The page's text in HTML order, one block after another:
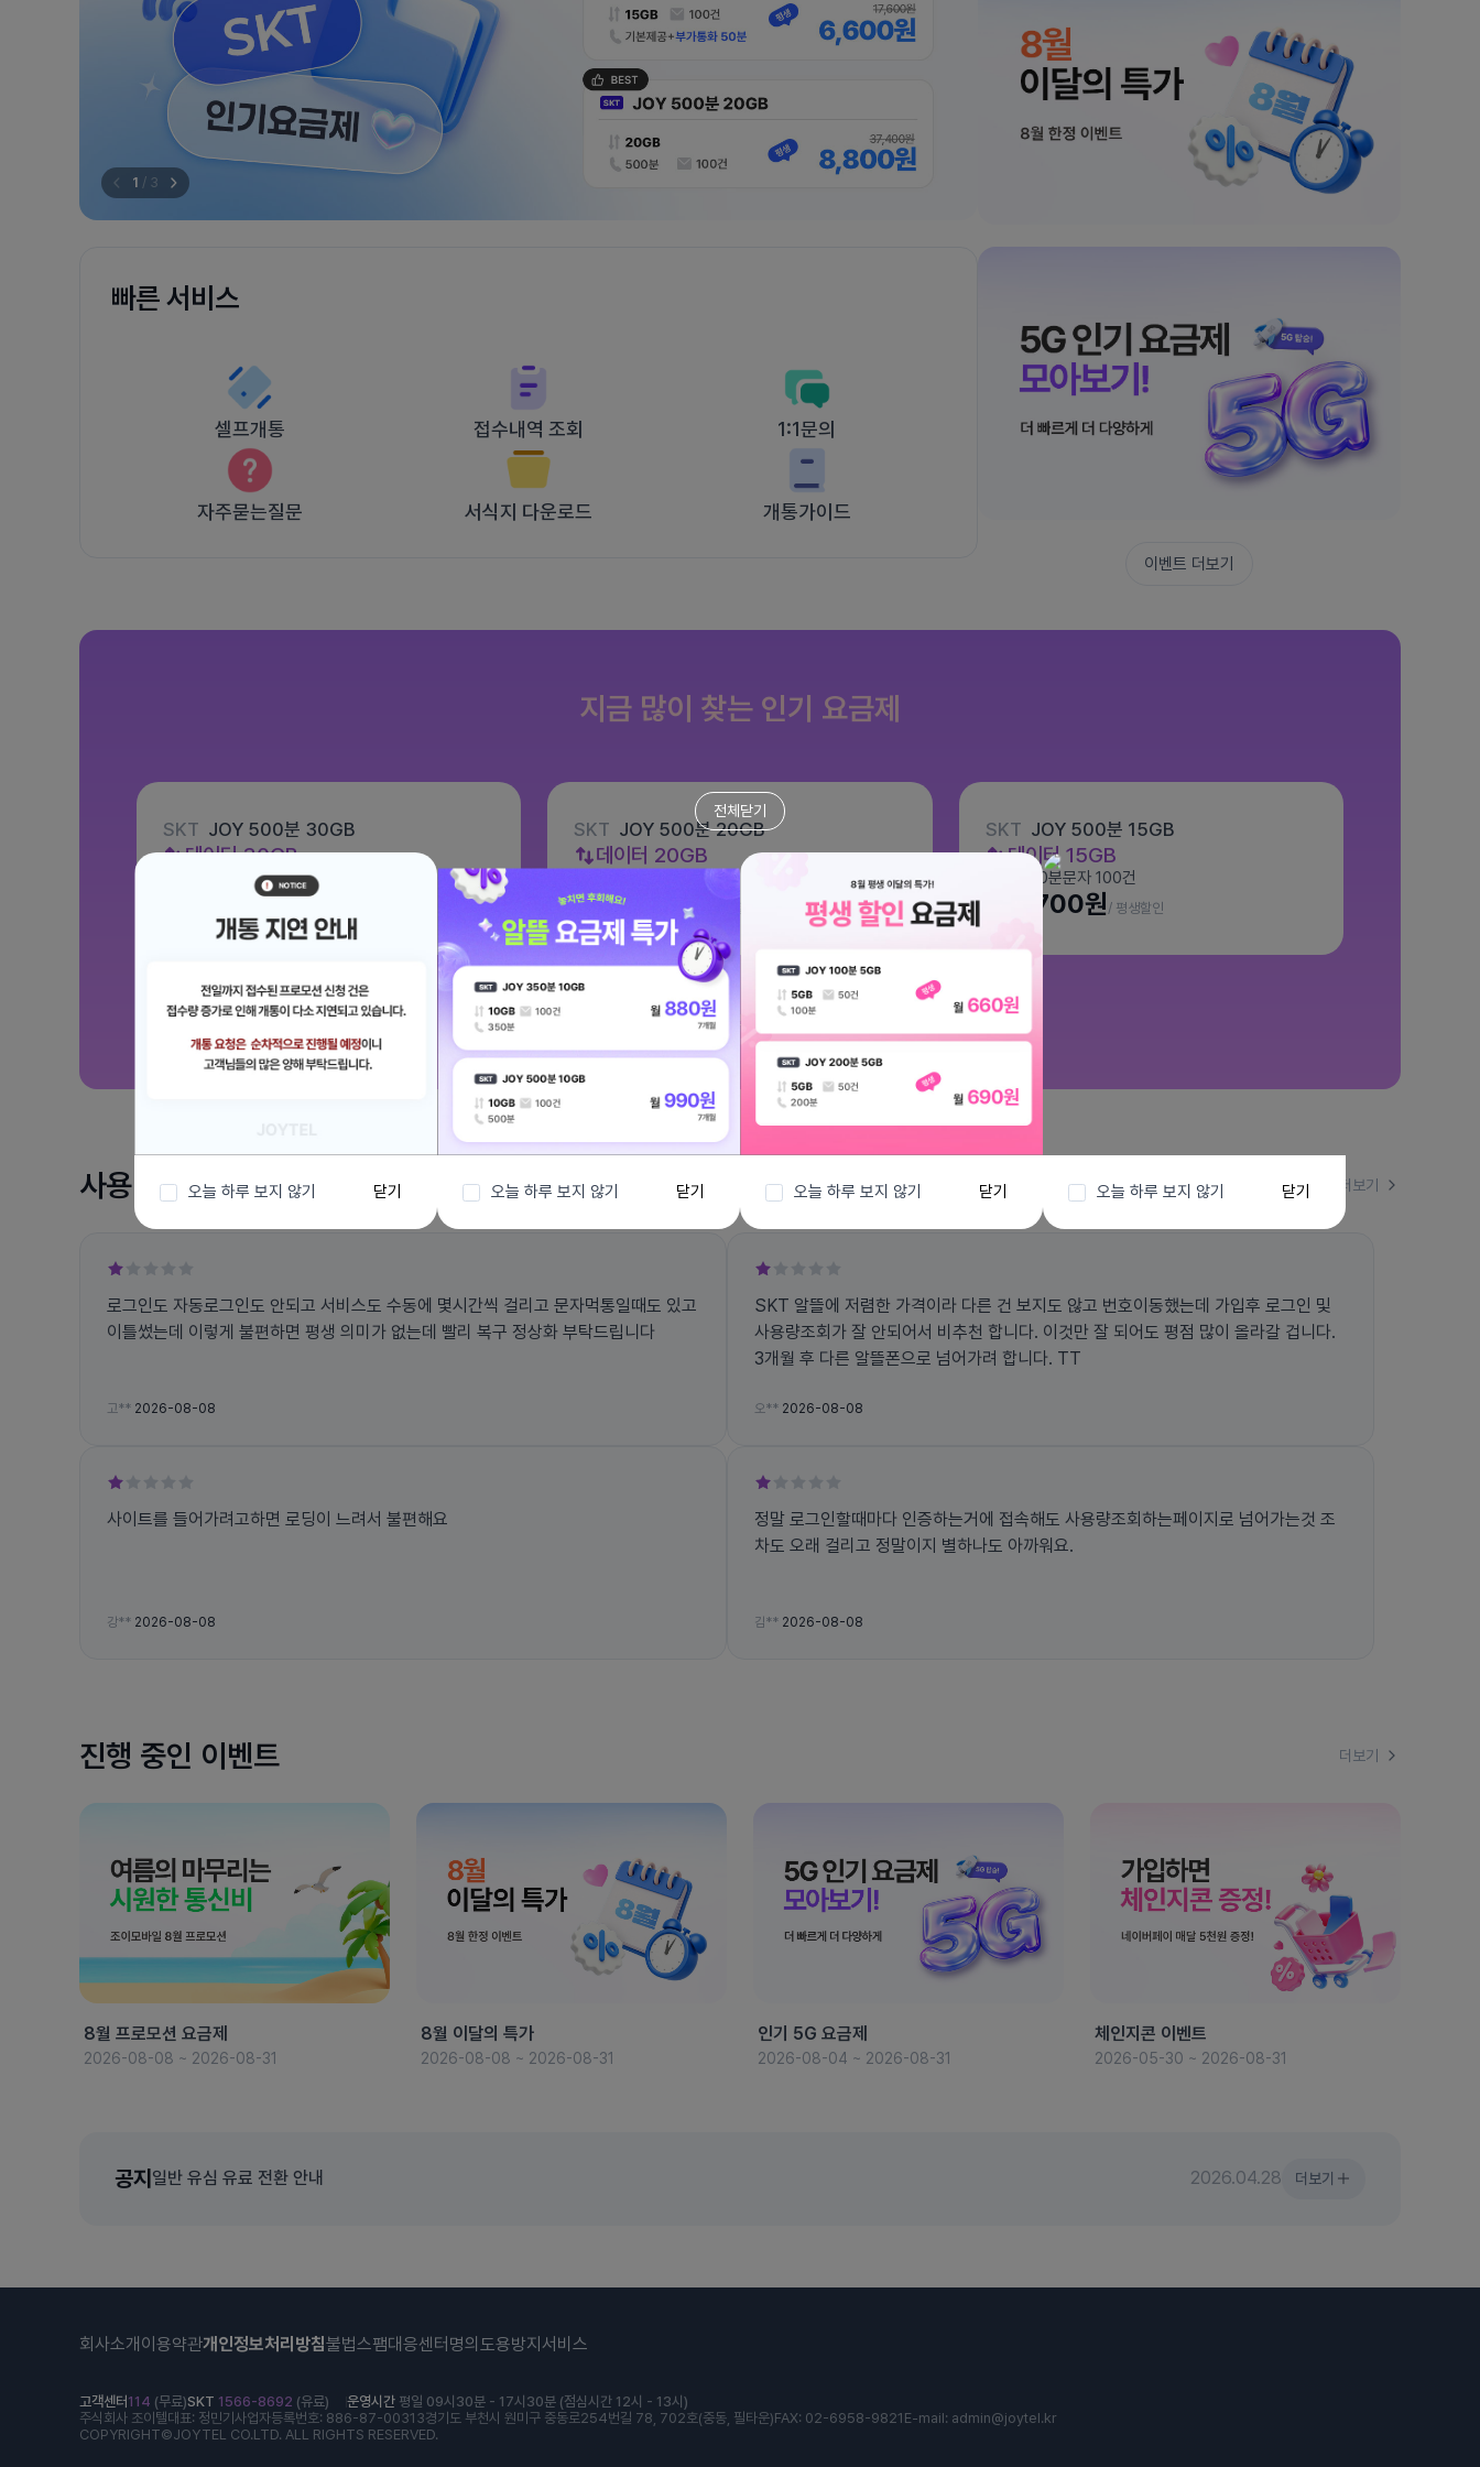
1 / 3
빠른 서비스
셀프개통 접수내역 조회 1:1문의
자주묻는질문 서식지 다운로드 개통가이드
이벤트 더보기
지금 많이 찾는 인기 요금제
SKT JOY 500분 30GB
데이터30GB
문자 100건
월 12,100원
SKT JOY 500분 20GB
데이터 20GB
문자 100건
월 8,800원
SKT JOY 500분 15GB
데이터 15GB
통화 500분문자 100건
월 7,700원 / 평생할인
전체보기
사용 후기 더보기
로그인도 자동로그인도 안되고 서비스도 수동에 몇시간씩 걸리고 문자먹통일때도 있고
이틀썼는데 이렇게 불편하면 평생 의미가 없는데 빨리 복구 정상화 부탁드립니다
고** 2026-08-08
SKT 알뜰에 저렴한 가격이라 다른 건 보지도 않고 번호이동했는데 가입후 로그인 및
사용량조회가 잘 안되어서 비추천 합니다. 이것만 잘 되어도 평점 많이 올라갈 겁니다.
3개월 후 다른 알뜰폰으로 넘어가려 합니다. TT
오** 2026-08-08
사이트를 들어가려고하면 로딩이 느려서 불편해요
강** 2026-08-08
정말 로그인할때마다 인증하는거에 접속해도 사용량조회하는페이지로 넘어가는것 조
차도 오래 걸리고 정말이지 별하나도 아까워요.
김** 2026-08-08
진행 중인 이벤트 더보기
8월 프로모션 요금제
2026-08-08 ~ 2026-08-31
8월 이달의 특가
2026-08-08 ~ 2026-08-31
인기 5G 요금제
2026-08-04 ~ 2026-08-31
체인지콘 이벤트
2026-05-30 ~ 2026-08-31
공지 일반 유심 유료 전환 안내 2026.04.28 더보기
회사소개 이용약관개인정보처리방침불법스팸대응센터 명의도용방지서비스
고객센터 114 (무료)SKT 1566-8692 (유료) 운영시간 평일 09시30분 - 17시30분 (점심시간 12시 - 13시)
주식회사 조이텔대표: 정민기 사업자등록번호: 886-87-00313경기도 부천시 원미구 중동로254번길 78, 702호(중동, 필타운)FAX: 02-6958-9821 E-mail: admin@joytel.kr
COPYRIGHT©JOYTEL CO.LTD. ALL RIGHTS RESERVED.
전체닫기
오늘 하루 보지 않기 닫기 오늘 하루 보지 않기 닫기 오늘 하루 보지 않기 닫기 오늘 하루 보지 않기 닫기